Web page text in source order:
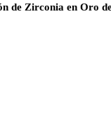
de Zirconia en Oro